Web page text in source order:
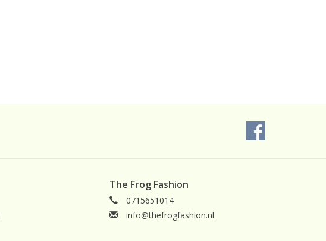
The Frog Fashion
0715651014
info@thefrogfashion.nl